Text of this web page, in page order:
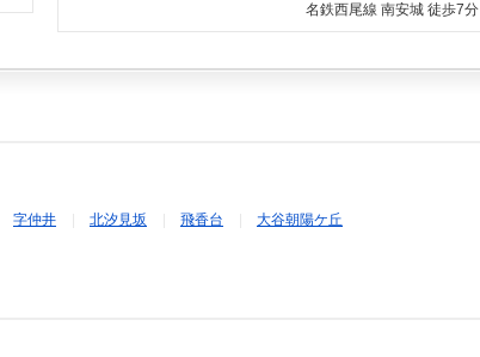
名鉄西尾線 南安城 徒歩7分
字仲井 北汐見坂 飛香台 大谷朝陽ケ丘